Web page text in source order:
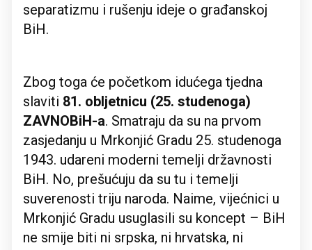
separatizmu i rušenju ideje o građanskoj
BiH.
Zbog toga će početkom idućega tjedna
slaviti 81. obljetnicu (25. studenoga)
ZAVNOBiH-a. Smatraju da su na prvom
zasjedanju u Mrkonjić Gradu 25. studenoga
1943. udareni moderni temelji državnosti
BiH. No, prešućuju da su tu i temelji
suverenosti triju naroda. Naime, vijećnici u
Mrkonjić Gradu usuglasili su koncept – BiH
ne smije biti ni srpska, ni hrvatska, ni